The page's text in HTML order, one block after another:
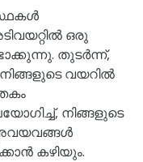
ഒരു
തുടർന്ന്,
വയറിൽ
നിങ്ങളുടെ
കഴിയും.